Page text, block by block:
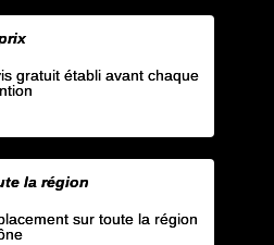
gratuit établi avant chaque
la région
sur toute la région